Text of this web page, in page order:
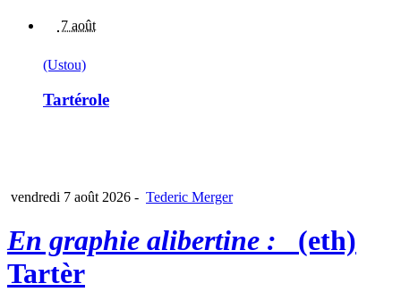
7 août
(Ustou)
Tartérole
vendredi 7 août 2026 - Tederic Merger
En graphie alibertine : (eth)
Tartèr